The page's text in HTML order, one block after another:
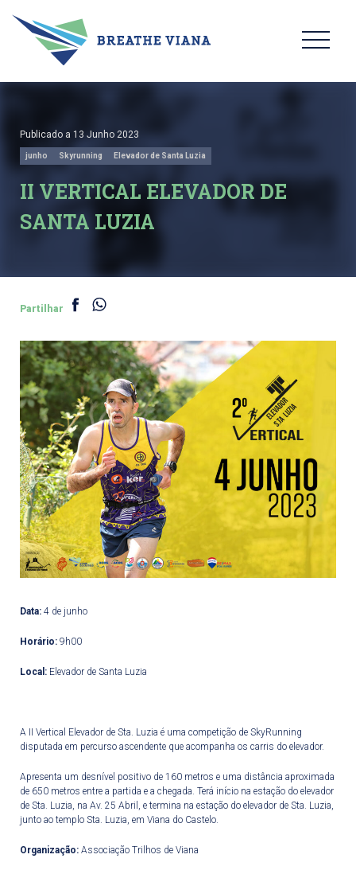
Publicado a 13 Junho 2023
junho Skyrunning Elevador de Santa Luzia
II VERTICAL ELEVADOR DE
SANTA LUZIA
Partilhar
Data: 4 de junho
Horário: 9h00
Local: Elevador de Santa Luzia
A II Vertical Elevador de Sta. Luzia é uma competição de SkyRunning
disputada em percurso ascendente que acompanha os carris do elevador.
Apresenta um desnível positivo de 160 metros e uma distância aproximada
de 650 metros entre a partida e a chegada. Terá início na estação do elevador
de Sta. Luzia, na Av. 25 Abril, e termina na estação do elevador de Sta. Luzia,
junto ao templo Sta. Luzia, em Viana do Castelo.
Organização: Associação Trilhos de Viana